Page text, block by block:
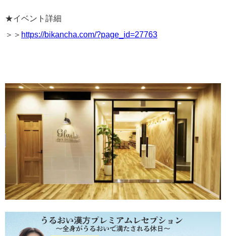
★イベント詳細
＞＞ https://bikancha.com/?page_id=27763